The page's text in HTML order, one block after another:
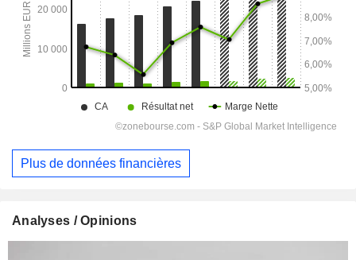
Plus de données financières
Analyses / Opinions